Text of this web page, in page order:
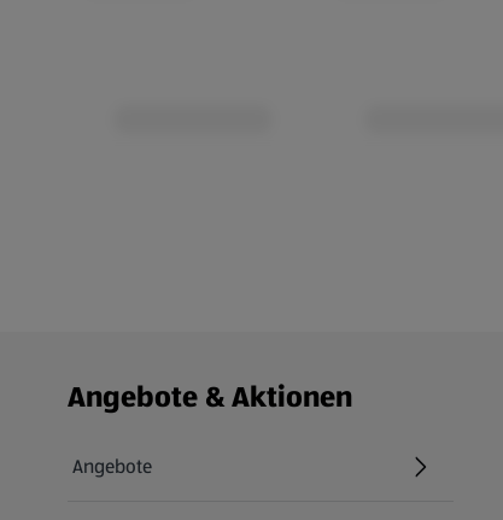
Fußzeilenmenü - weitere Links
Angebote & Aktionen
Angebote